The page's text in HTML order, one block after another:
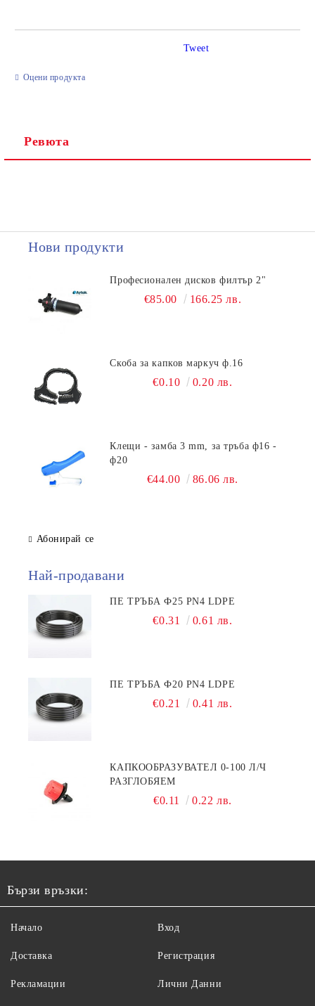
Оцени продукта
Tweet
Ревюта
Нови продукти
Професионален дисков филтър 2"
€85.00 166.25 лв.
Скоба за капков маркуч ф.16
€0.10 0.20 лв.
Клещи - замба 3 mm, за тръба ф16 -
ф20
€44.00 86.06 лв.
Абонирай се
Най-продавани
ПЕ ТРЪБА Ф25 PN4 LDPE
€0.31 0.61 лв.
ПЕ ТРЪБА Ф20 PN4 LDPE
€0.21 0.41 лв.
КАПКООБРАЗУВАТЕЛ 0-100 Л/Ч
РАЗГЛОБЯЕМ
€0.11 0.22 лв.
Бързи връзки:
Начало
Доставка
Рекламации
Вход
Регистрация
Лични Данни